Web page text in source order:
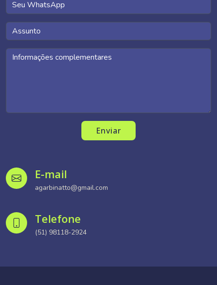
Enviar
E-mail
agarbinatto@gmail.com
Telefone
(51) 98118-2924